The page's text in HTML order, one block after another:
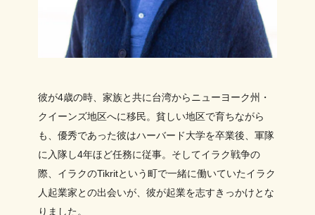
彼が4歳の時、家族と共に台湾からニューヨーク州・
クイーンズ地区へに移民。貧しい地区で育ちながら
も、優秀であった彼はハーバード大学を卒業後、軍隊
に入隊し4年ほど任務に従事。そしてイラク戦争の
際、イラクのTikritという町で一緒に働いていたイラク
人起業家との出会いが、彼が起業を志すきっかけとな
りました。